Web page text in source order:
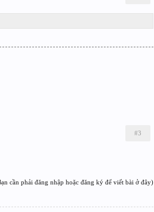
#3
cần phải đăng nhập hoặc đăng ký để viết bài ở đây)